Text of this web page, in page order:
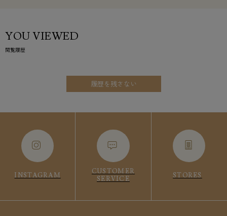
YOU VIEWED
閲覧履歴
履歴を残さない
INSTAGRAM
CUSTOMER
SERVICE
STORES